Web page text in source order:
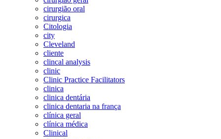
cirurgião oral
cirurgica
Citologia
city
Cleveland
cliente
clincal analysis
clinic
Clinic Practice Facilitators
clinica
clinica dentária
clinica dentaria na frança
clínica geral
clínica médica
Clinical